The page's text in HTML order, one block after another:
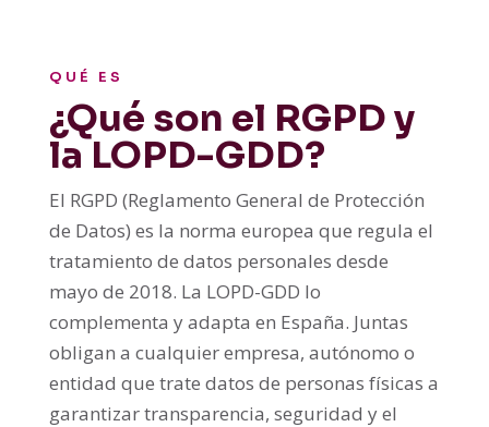
QUÉ ES
¿Qué son el RGPD y
la LOPD-GDD?
El RGPD (Reglamento General de Protección
de Datos) es la norma europea que regula el
tratamiento de datos personales desde
mayo de 2018. La LOPD-GDD lo
complementa y adapta en España. Juntas
obligan a cualquier empresa, autónomo o
entidad que trate datos de personas físicas a
garantizar transparencia, seguridad y el